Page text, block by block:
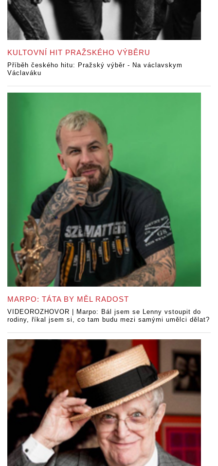
KULTOVNÍ HIT PRAŽSKÉHO VÝBĚRU
Příběh českého hitu: Pražský výběr - Na václavskym
Václaváku
MARPO: TÁTA BY MĚL RADOST
VIDEOROZHOVOR | Marpo: Bál jsem se Lenny vstoupit do
rodiny, říkal jsem si, co tam budu mezi samými umělci dělat?